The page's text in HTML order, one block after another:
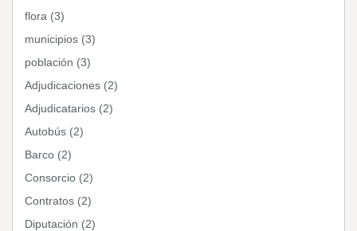
flora (3)
municipios (3)
población (3)
Adjudicaciones (2)
Adjudicatarios (2)
Autobús (2)
Barco (2)
Consorcio (2)
Contratos (2)
Diputación (2)